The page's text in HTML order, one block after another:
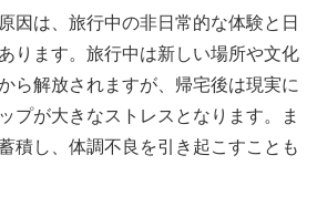
因は、旅行中の非日常的な体験と日
ります。旅行中は新しい場所や文化
ら解放されますが、帰宅後は現実に
プが大きなストレスとなります。ま
積し、体調不良を引き起こすことも